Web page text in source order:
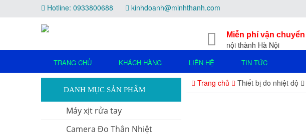
Hotline: 0933800688 kinhdoanh@minhthanh.com
Miễn phí vận chuyển
nội thành Hà Nội
TRANG CHỦ KHÁCH HÀNG LIÊN HỆ TIN TỨC
Trang chủ Thiết bị đo nhiệt độ
DANH MỤC SẢN PHẨM
Máy xịt rửa tay
Camera Đo Thân Nhiệt